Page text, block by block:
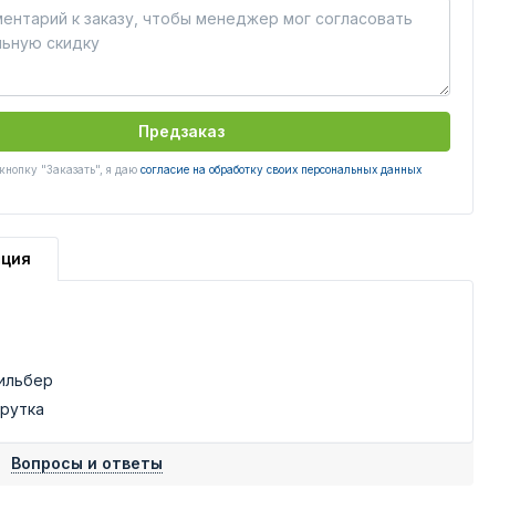
Предзаказ
"Заказать", я даю согласие на обработку своих персональных данных
Вопросы и ответы